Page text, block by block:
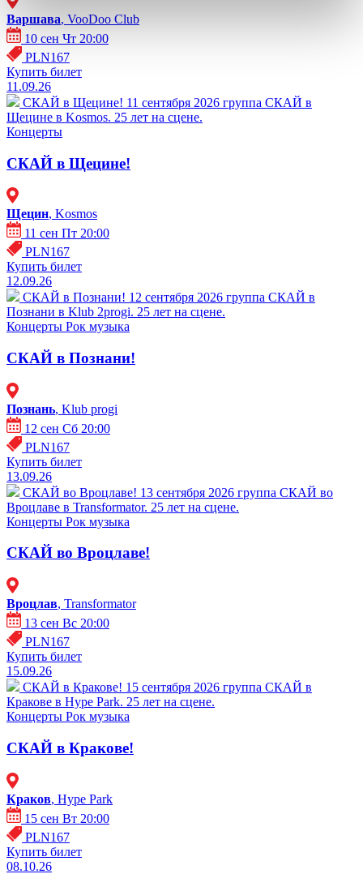
Варшава, VooDoo Club
10 сен Чт 20:00
PLN167
Купить билет
11.09.26
СКАЙ в Щецине! 11 сентября 2026 группа СКАЙ в
Щецине в Kosmos. 25 лет на сцене.
Концерты
СКАЙ в Щецине!
Щецин, Kosmos
11 сен Пт 20:00
PLN167
Купить билет
12.09.26
СКАЙ в Познани! 12 сентября 2026 группа СКАЙ в
Познани в Klub 2progi. 25 лет на сцене.
Концерты Рок музыка
СКАЙ в Познани!
Познань, Klub progi
12 сен Сб 20:00
PLN167
Купить билет
13.09.26
СКАЙ во Вроцлаве! 13 сентября 2026 группа СКАЙ во
Вроцлаве в Transformator. 25 лет на сцене.
Концерты Рок музыка
СКАЙ во Вроцлаве!
Вроцлав, Transformator
13 сен Вс 20:00
PLN167
Купить билет
15.09.26
СКАЙ в Кракове! 15 сентября 2026 группа СКАЙ в
Кракове в Hype Park. 25 лет на сцене.
Концерты Рок музыка
СКАЙ в Кракове!
Краков, Hype Park
15 сен Вт 20:00
PLN167
Купить билет
08.10.26